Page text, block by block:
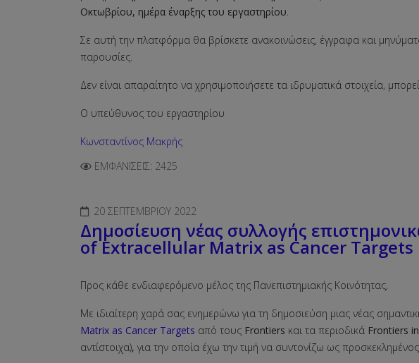
Οκτωβρίου, ημέρα έναρξης του εργαστηρίου.
Σε αυτή την πλατφόρμα θα βρίσκετε ανακοινώσεις, έγγραφα και
παρουσίες.
Δεν είναι απαραίτητο να χρησιμοποιήσετε τα ιδρυματικά στοιχεία,
Ο υπεύθυνος του εργαστηρίου
Κωνσταντίνος Μακρής
ΕΜΦΑΝΊΣΕΙΣ: 2425
20 ΣΕΠΤΕΜΒΡΊΟΥ 2022
Δημοσίευση νέας συλλογής
of Extracellular Matrix as Cancer Targets
Προς κάθε ενδιαφερόμενο μέλος της Πανεπιστημιακής Κοινότητας,
Με ιδιαίτερη χαρά σας ενημερώνω για τη δημοσιεύση μιας νέας
Matrix as Cancer Targets από τους Frontiers και τα περιοδικά Frontiers
αντίστοιχα), για την οποία έχω την τιμή να συντονίζω ως